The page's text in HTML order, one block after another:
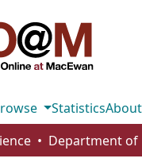
StatisticsAbout